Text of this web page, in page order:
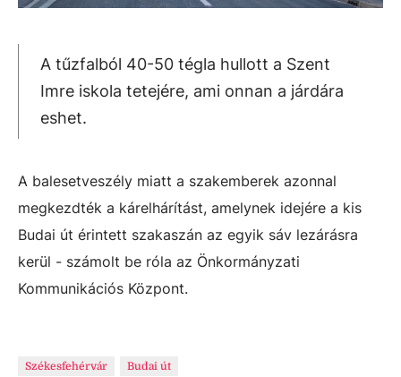
A tűzfalból 40-50 tégla hullott a Szent
Imre iskola tetejére, ami onnan a járdára
eshet.
A balesetveszély miatt a szakemberek azonnal
megkezdték a kárelhárítást, amelynek idejére a kis
Budai út érintett szakaszán az egyik sáv lezárásra
kerül - számolt be róla az Önkormányzati
Kommunikációs Központ.
Székesfehérvár Budai út